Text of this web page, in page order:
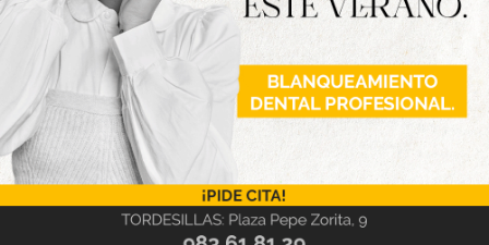
Lo último